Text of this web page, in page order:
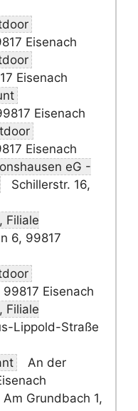
Eisenach
Eisenach
Eisenach
Eisenach
eG -
Schillerstr. 16,
Filiale
6, 99817
Eisenach
Filiale
Lippold-Straße
An der
Am Grundbach 1,